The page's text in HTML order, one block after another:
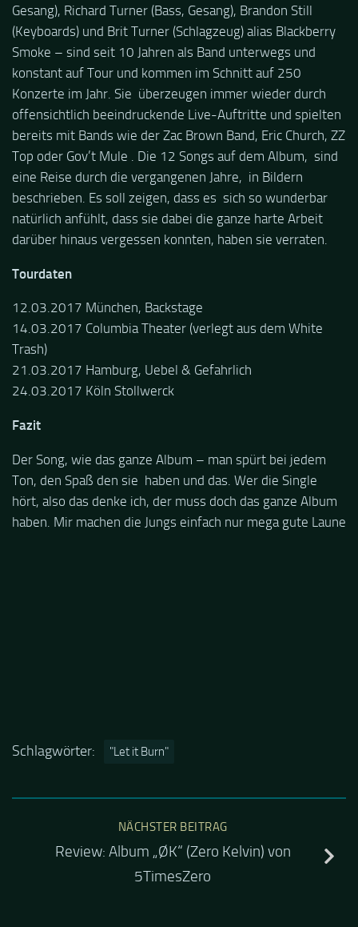
Gesang), Richard Turner (Bass, Gesang), Brandon Still
(Keyboards) und Brit Turner (Schlagzeug) alias Blackberry
Smoke – sind seit 10 Jahren als Band unterwegs und
konstant auf Tour und kommen im Schnitt auf 250
Konzerte im Jahr. Sie überzeugen immer wieder durch
offensichtlich beeindruckende Live-Auftritte und spielten
bereits mit Bands wie der Zac Brown Band, Eric Church, ZZ
Top oder Gov’t Mule . Die 12 Songs auf dem Album, sind
eine Reise durch die vergangenen Jahre, in Bildern
beschrieben. Es soll zeigen, dass es sich so wunderbar
natürlich anfühlt, dass sie dabei die ganze harte Arbeit
darüber hinaus vergessen konnten, haben sie verraten.
Tourdaten
12.03.2017 München, Backstage
14.03.2017 Columbia Theater (verlegt aus dem White
Trash)
21.03.2017 Hamburg, Uebel & Gefahrlich
24.03.2017 Köln Stollwerck
Fazit
Der Song, wie das ganze Album – man spürt bei jedem
Ton, den Spaß den sie haben und das. Wer die Single
hört, also das denke ich, der muss doch das ganze Album
haben. Mir machen die Jungs einfach nur mega gute Laune
Schlagwörter: "Let it Burn"
NÄCHSTER BEITRAG
Review: Album „ØK“ (Zero Kelvin) von
5TimesZero